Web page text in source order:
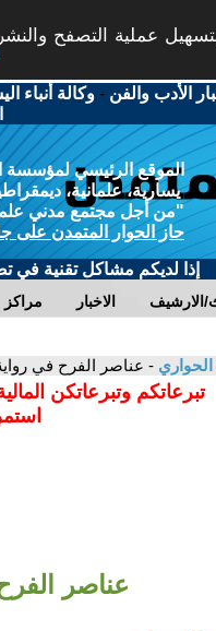
عملية التصفح
الأدب والفن -وكالة أنباء
الموقع الرئيسي لمؤسسة
يسارية، علمانية،
"من أجل مجتمع مدني
حاز الحوار المتمدن على
إذا لديكم مشاكل تقنية في
مراكز الاخبار الارشيف
الحواري - عناصر الفرح في
تبرعاتكم وتبرعاتكن
عناصر